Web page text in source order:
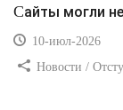
Сайты могли
10-июл-2026
Новости /